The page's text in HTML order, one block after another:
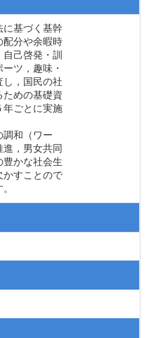
に基づく基幹
配分や余暇時
己啓発・訓
ツ，趣味・
し，国民の社
ための基礎資
年ごとに実施
調和（ワー
，男女共同
豊かな社会生
かすことので